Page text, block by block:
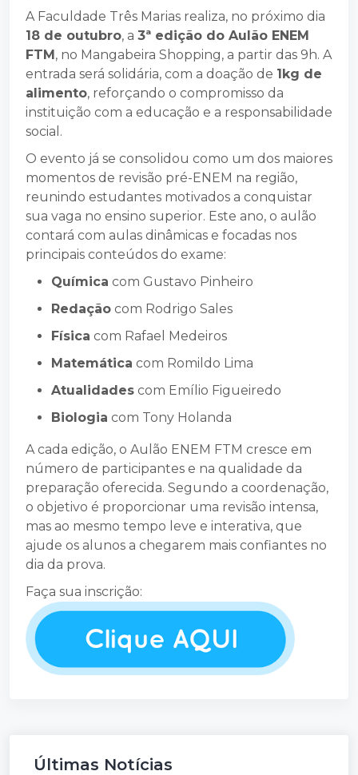
A Faculdade Três Marias realiza, no próximo dia
18 de outubro, a 3ª edição do Aulão ENEM
FTM, no Mangabeira Shopping, a partir das 9h. A
entrada será solidária, com a doação de 1kg de
alimento, reforçando o compromisso da
instituição com a educação e a responsabilidade
social.
O evento já se consolidou como um dos maiores
momentos de revisão pré-ENEM na região,
reunindo estudantes motivados a conquistar
sua vaga no ensino superior. Este ano, o aulão
contará com aulas dinâmicas e focadas nos
principais conteúdos do exame:
Química com Gustavo Pinheiro
Redação com Rodrigo Sales
Física com Rafael Medeiros
Matemática com Romildo Lima
Atualidades com Emílio Figueiredo
Biologia com Tony Holanda
A cada edição, o Aulão ENEM FTM cresce em
número de participantes e na qualidade da
preparação oferecida. Segundo a coordenação,
o objetivo é proporcionar uma revisão intensa,
mas ao mesmo tempo leve e interativa, que
ajude os alunos a chegarem mais confiantes no
dia da prova.
Faça sua inscrição:
Últimas Notícias